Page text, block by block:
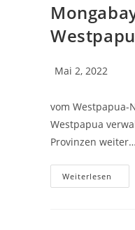
Mai 2, 2022
vom Westpapua-
Westpapua
Provinzen weiter…
Weiterlesen